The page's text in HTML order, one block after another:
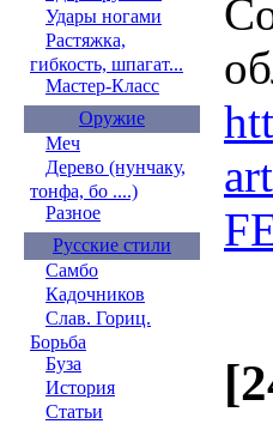
Удары ногами
Растяжка,
гибкость, шпагат...
Мастер-Класс
Оружие
Меч
Дерево (нунчаку,
тонфа, бо ....)
Разное
Русские стили
Самбо
Кадочников
Слав. Гориц.
Борьба
Буза
История
Статьи